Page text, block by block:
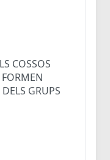
COSSOS
FORMEN
GRUPS